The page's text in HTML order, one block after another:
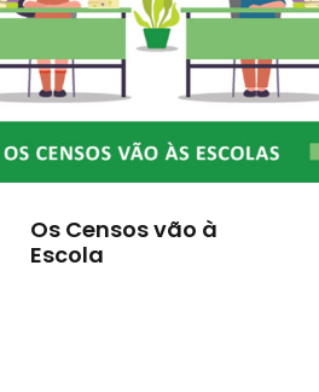
Os Censos vão à
Escola